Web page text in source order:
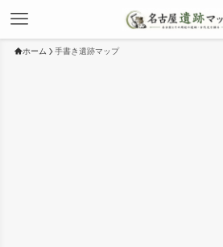
ホーム 手書き遺跡マップ